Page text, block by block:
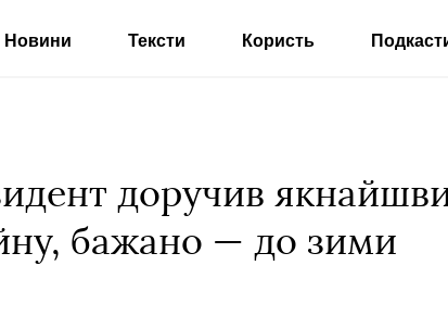
Новини Тексти Користь
доручив
бажано — до зими